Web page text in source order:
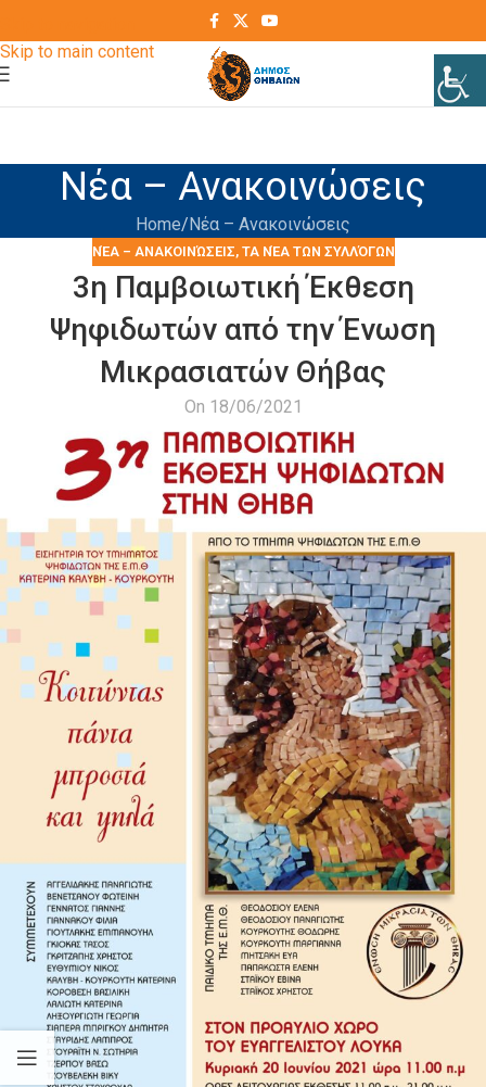
Skip to main content
Νέα – Ανακοινώσεις
Home Νέα – Ανακοινώσεις
ΝΈΑ – ΑΝΑΚΟΙΝΏΣΕΙΣ, ΤΑ ΝΈΑ ΤΩΝ ΣΥΛΛΌΓΩΝ
3η Παμβοιωτική Έκθεση
Ψηφιδωτών από την Ένωση
Μικρασιατών Θήβας
On 18/06/2021